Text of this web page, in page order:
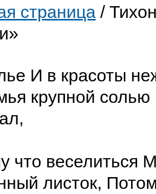
страница /
И в красоты
крупной
что веселиться
листок,